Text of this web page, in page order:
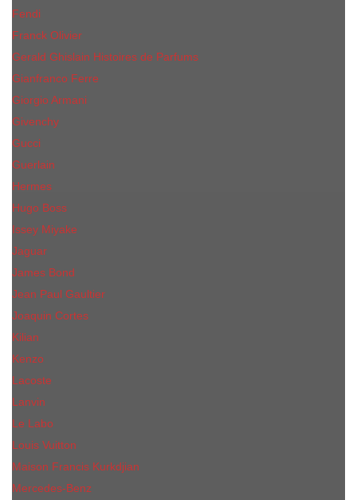
Fendi
Franck Olivier
Gerald Ghislain Histoires de Parfums
Gianfranco Ferre
Giorgio Armani
Givenchy
Gucci
Guerlain
Hermes
Hugo Boss
Issey Miyake
Jaguar
James Bond
Jean Paul Gaultier
Joaquin Сortes
Kilian
Kenzo
Lacoste
Lanvin
Le Labo
Louis Vuitton
Maison Francis Kurkdjian
Mercedes-Benz